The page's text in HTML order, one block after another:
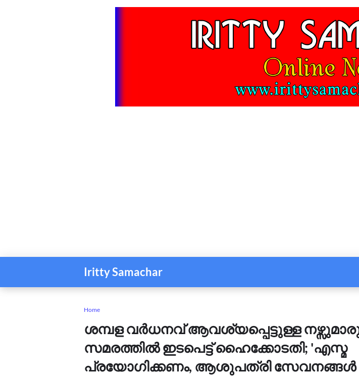
Iritty Samachar
Home
ശമ്പള വര്‍ധനവ് ആവശ്യപ്പെട്ടുള്ള
സമരത്തിൽ ഇടപെട്ട് ഹൈക്കോടതി; 'എസ്മ
പ്രയോഗിക്കണം, ആശുപത്രി സേവനങ്ങള്‍